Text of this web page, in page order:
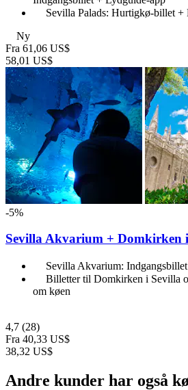
Sevilla Palads: Hurtigkø-billet +
Ny
Fra 61,06 US$
58,01 US$
-5%
Sevilla Akvarium + Domkirken
Sevilla Akvarium: Indgangsbillet
Billetter til Domkirken i Sevilla
om køen
4,7 (28)
Fra 40,33 US$
38,32 US$
Andre kunder har også